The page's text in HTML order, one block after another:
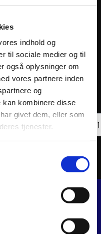
indhold og
til sociale medier og til
også oplysninger om
vores partnere inden
og
kan kombinere disse
givet dem, eller som
tjenester.
kurv
antal